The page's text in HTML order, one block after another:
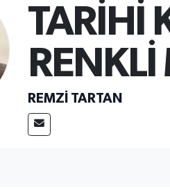
TARİHİ
REMZI TARTAN